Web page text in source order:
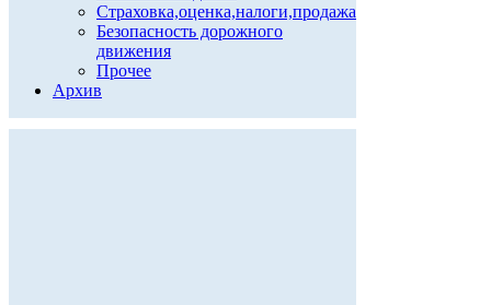
Страховка,оценка,налоги,продажа
Безопасность дорожного
движения
Прочее
Архив